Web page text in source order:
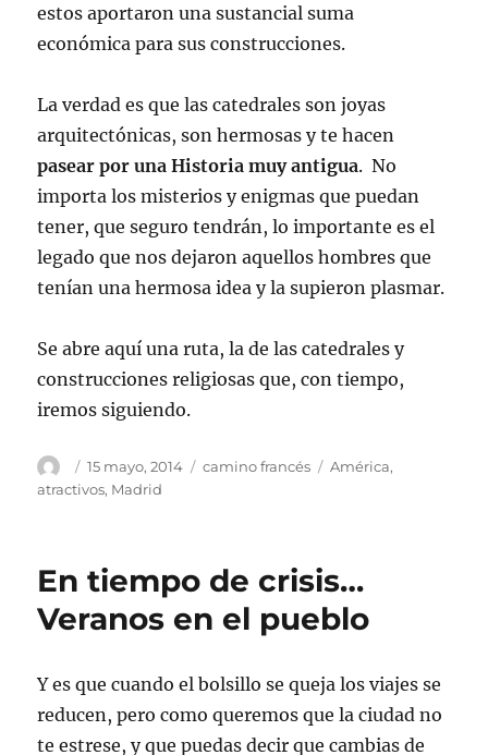
estos aportaron una sustancial suma
económica para sus construcciones.
La verdad es que las catedrales son joyas
arquitectónicas, son hermosas y te hacen
pasear por una Historia muy antigua. No
importa los misterios y enigmas que puedan
tener, que seguro tendrán, lo importante es el
legado que nos dejaron aquellos hombres que
tenían una hermosa idea y la supieron plasmar.
Se abre aquí una ruta, la de las catedrales y
construcciones religiosas que, con tiempo,
iremos siguiendo.
Autor
Publicado
el
15 mayo, 2014 Categorías
camino francés Etiquetas
América,
atractivos, Madrid
En tiempo de crisis…
Veranos en el pueblo
Y es que cuando el bolsillo se queja los viajes se
reducen, pero como queremos que la ciudad no
te estrese, y que puedas decir que cambias de